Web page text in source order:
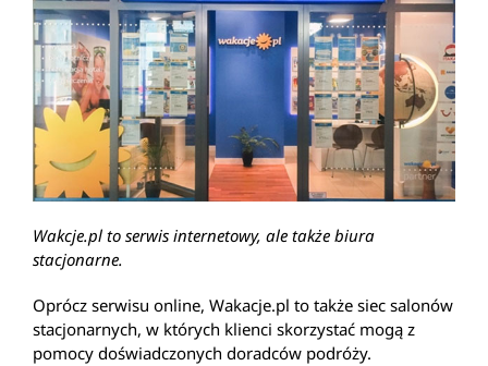
Wakcje.pl to serwis internetowy, ale także biura
stacjonarne.
Oprócz serwisu online, Wakacje.pl to także siec salonów
stacjonarnych, w których klienci skorzystać mogą z
pomocy doświadczonych doradców podróży.